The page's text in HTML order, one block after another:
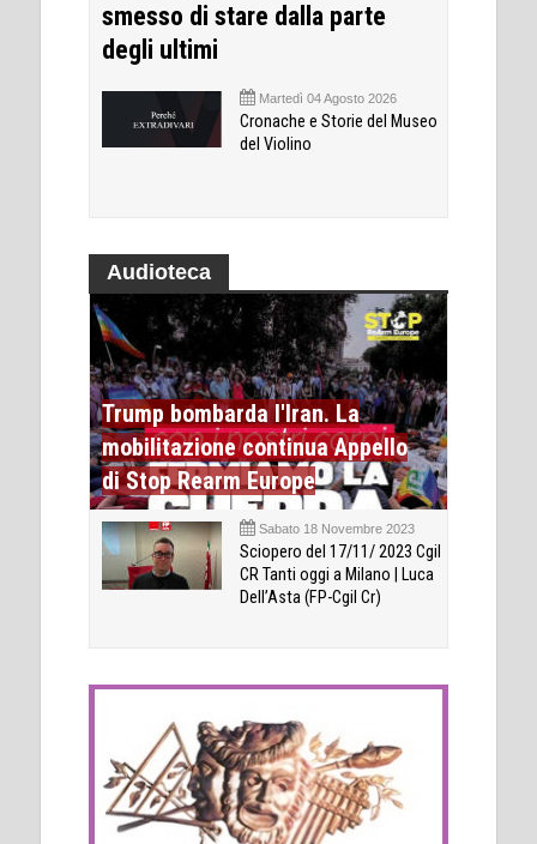
smesso di stare dalla parte
degli ultimi
Martedì 04 Agosto 2026
Cronache e Storie del Museo
del Violino
Audioteca
Trump bombarda l'Iran. La
mobilitazione continua Appello
di Stop Rearm Europe
Sabato 18 Novembre 2023
Sciopero del 17/11/ 2023 Cgil
CR Tanti oggi a Milano | Luca
Dell’Asta (FP-Cgil Cr)